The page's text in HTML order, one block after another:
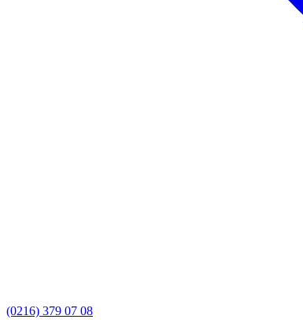
(0216) 379 07 08